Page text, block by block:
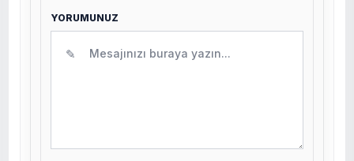
YORUMUNUZ
✎